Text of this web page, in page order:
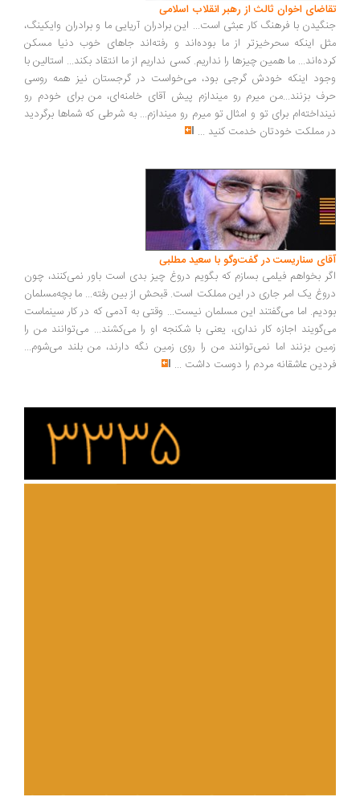
اخوان ثالث از رهبر انقلاب اسلامی
با فرهنگ کار عبثی است... این برادران آریایی ما و برادران وایکینگ،
اینکه سحرخیزتر از ما بوده‌اند و رفته‌اند جاهای خوب دنیا مسکن
ما همین چیزها را نداریم. کسی نداریم از ما انتقاد بکند... استالین با
اینکه خودش گرجی بود، می‌خواست در گرجستان نیز همه روسی
بزنند...من میرم رو میندازم پیش آقای خامنه‌ای، من برای خودم رو
برای تو و امثال تو میرم رو میندازم... به شرطی که شماها برگردید
مملکت خودتان خدمت کنید...
سناریست در گفت‌وگو با سعید مطلبی
بخواهم فیلمی بسازم که بگویم دروغ چیز بدی است باور نمی‌کنند، چون
یک امر جاری در این مملکت است. قبحش از بین رفته... ما بچه‌مسلمان
اما می‌گفتند این مسلمان نیست... وقتی به آدمی که در کار سینماست
اجازه کار نداری، یعنی با شکنجه او را می‌کشند... می‌توانند من را
بزنند اما نمی‌توانند من را روی زمین نگه دارند، من بلند می‌شوم...
عاشقانه مردم را دوست داشت ...